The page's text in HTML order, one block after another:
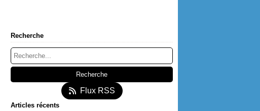
Recherche
Flux RSS
Articles récents